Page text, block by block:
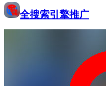
全搜索引擎推广